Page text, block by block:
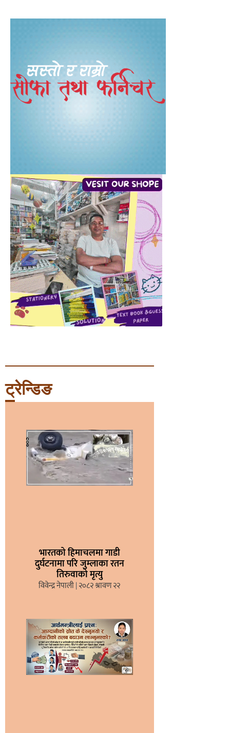
ट्रेन्डिङ
भारतको हिमाचलमा गाडी
दुर्घटनामा परि जुम्लाका रतन
तिरुवाको मृत्यु
विवेन्द्र नेपाली २०८२ श्रावण २२